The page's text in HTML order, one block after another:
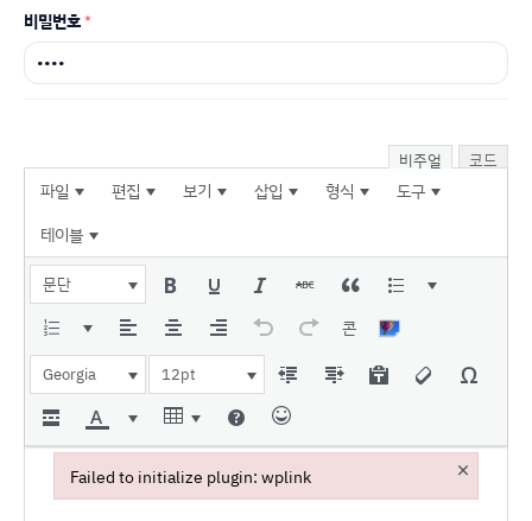
비밀번호*
비주얼 코드
파일 편집 보기 삽입 형식
도구
테이블
문단
콘
Georgia 12pt
Failed to initialize plugin: wplink ×
Failed to initialize plugin: wplink